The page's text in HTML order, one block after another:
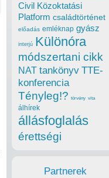
Civil Közoktatási
Platform családtörténet
előadás emléknap gyász
interjú Különóra
módszertani cikk
NAT tankönyv TTE-
konferencia
Tényleg!? törvény vita
álhírek
állásfoglalás
érettségi
Partnerek